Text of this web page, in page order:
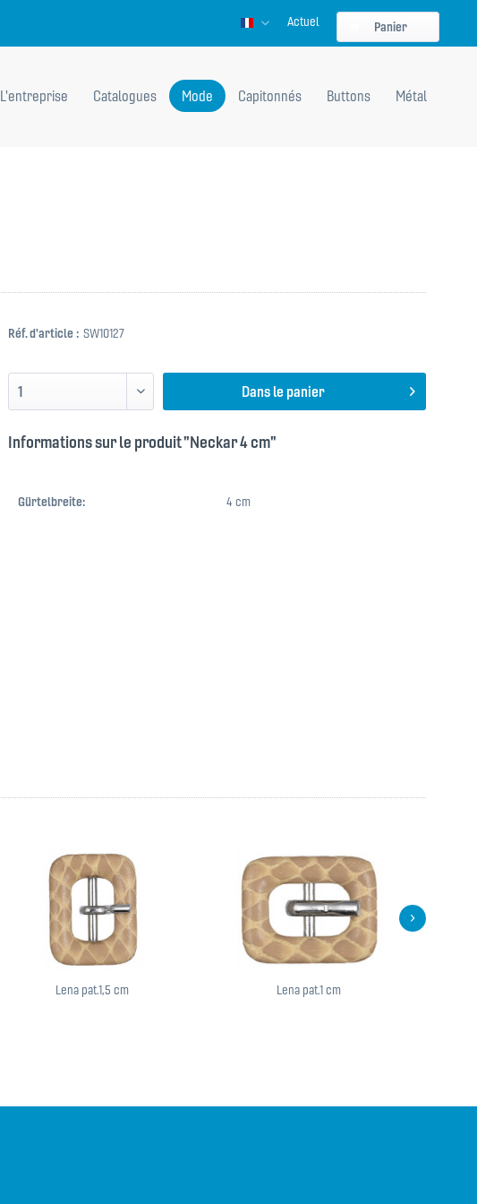
Französisch
Actuel Panier
L'entreprise Catalogues Mode Capitonnés Buttons Métal
Réf. d'article : SW10127
Dans le panier
Informations sur le produit "Neckar 4 cm"
Gürtelbreite: 4 cm
Lena pat.1,5 cm Lena pat.1 cm